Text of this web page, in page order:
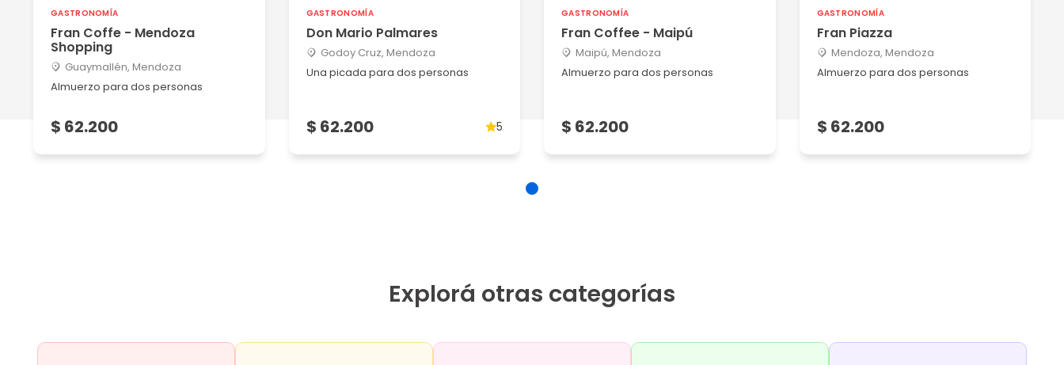
GASTRONOMÍA
Fran Coffe - Mendoza
Shopping
Guaymallén, Mendoza
Almuerzo para dos personas
$ 62.200
GASTRONOMÍA
Don Mario Palmares
Godoy Cruz, Mendoza
Una picada para dos personas
$ 62.200 5
GASTRONOMÍA
Fran Coffee - Maipú
Maipú, Mendoza
Almuerzo para dos personas
$ 62.200
GASTRONOMÍA
Fran Piazza
Mendoza, Mendoza
Almuerzo para dos personas
$ 62.200
Explorá otras categorías